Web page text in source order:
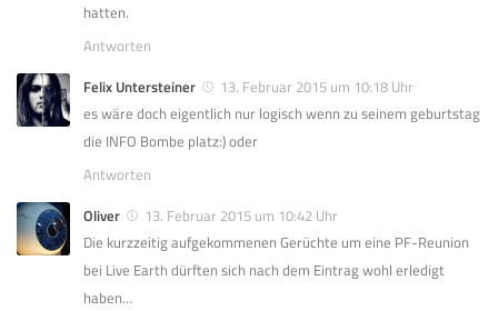
hatten.
Antworten
Felix Untersteiner
13. Februar 2015 um 10:18 Uhr
es wäre doch eigentlich nur logisch wenn zu seinem geburtstag
die INFO Bombe platz:) oder
Antworten
Oliver
13. Februar 2015 um 10:42 Uhr
Die kurzzeitig aufgekommenen Gerüchte um eine PF-Reunion
bei Live Earth dürften sich nach dem Eintrag wohl erledigt
haben…